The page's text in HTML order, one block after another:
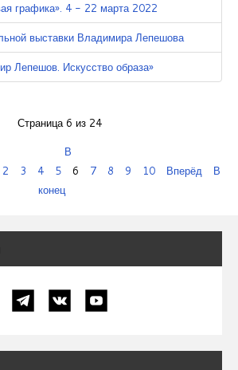
графика». 4 - 22 марта 2022
выставки Владимира Лепешова
Лепешов. Искусство образа»
Страница 6 из 24
В
2 3 4 5 6 7 8 9 10 Вперёд
В
конец